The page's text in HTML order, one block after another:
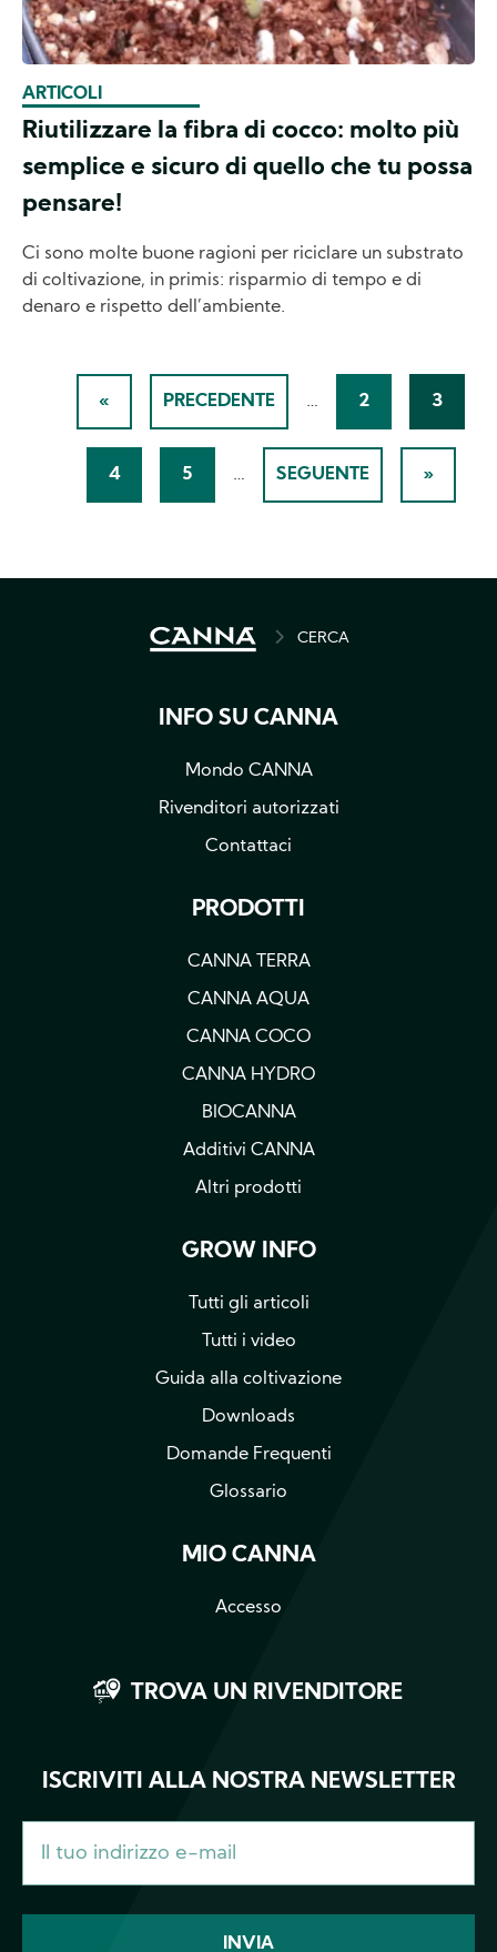
ARTICOLI
Riutilizzare la fibra di cocco: molto più
semplice e sicuro di quello che tu possa
pensare!
Ci sono molte buone ragioni per riciclare un substrato
di coltivazione, in primis: risparmio di tempo e di
denaro e rispetto dell’ambiente.
Pagination
FIRST
PAGE
«
PREVIOUS
PAGE
PRECEDENTE … PAGINA
2
PAGE
3
PAGINA
4 PAGINA
5 …
NEXT
PAGE
SEGUENTE
LAST
PAGE
»
BREADCRUMBCERCA
INFO SU CANNA
Mondo CANNA
Rivenditori autorizzati
Contattaci
PRODOTTI
CANNA TERRA
CANNA AQUA
CANNA COCO
CANNA HYDRO
BIOCANNA
Additivi CANNA
Altri prodotti
GROW INFO
Tutti gli articoli
Tutti i video
Guida alla coltivazione
Downloads
Domande Frequenti
Glossario
MIO CANNA
Accesso
TROVA UN RIVENDITORE
ISCRIVITI ALLA NOSTRA NEWSLETTER